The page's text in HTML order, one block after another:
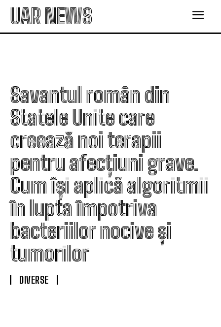
UAR NEWS
Savantul român din
Statele Unite care
creează noi terapii
pentru afecțiuni grave.
Cum își aplică algoritmii
în lupta împotriva
bacteriilor nocive și
tumorilor
DIVERSE